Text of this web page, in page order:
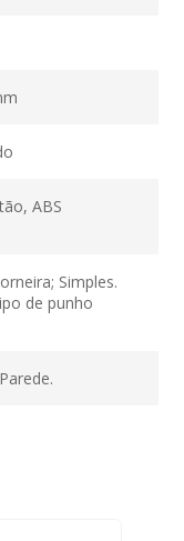
ABS
Simples.
de punho